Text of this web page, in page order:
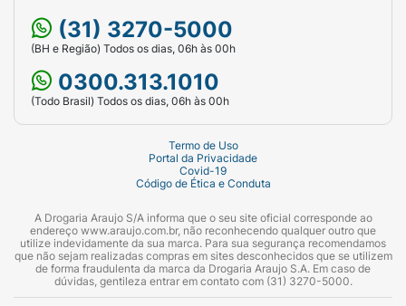
(31) 3270-5000
(BH e Região) Todos os dias, 06h às 00h
0300.313.1010
(Todo Brasil) Todos os dias, 06h às 00h
Termo de Uso
Portal da Privacidade
Covid-19
Código de Ética e Conduta
A Drogaria Araujo S/A informa que o seu site oficial corresponde ao
endereço www.araujo.com.br, não reconhecendo qualquer outro que
utilize indevidamente da sua marca. Para sua segurança recomendamos
que não sejam realizadas compras em sites desconhecidos que se utilizem
de forma fraudulenta da marca da Drogaria Araujo S.A. Em caso de
dúvidas, gentileza entrar em contato com (31) 3270-5000.